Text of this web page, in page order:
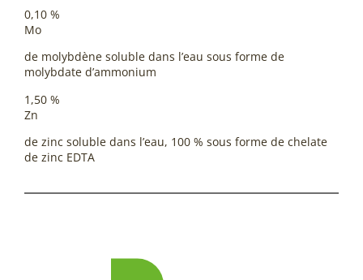
0,10 %
Mo
de molybdène soluble dans l’eau sous forme de
molybdate d’ammonium
1,50 %
Zn
de zinc soluble dans l’eau, 100 % sous forme de chelate
de zinc EDTA